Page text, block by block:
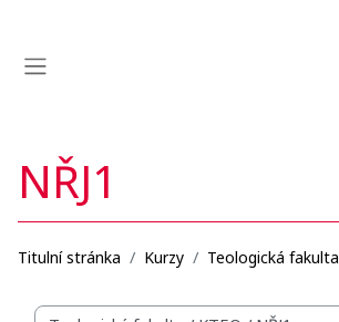
NŘJ1
Titulní stránka Kurzy Teologická fakulta